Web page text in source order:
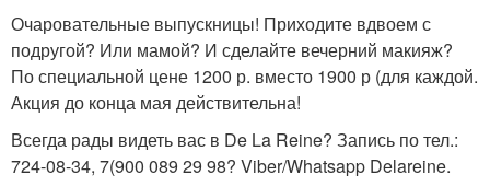
Очаровательные выпускницы! Приходите вдвоем с
подругой? Или мамой? И сделайте вечерний макияж?
По специальной цене 1200 р. вместо 1900 р (для каждой.
Акция до конца мая действительна!
Всегда рады видеть вас в De La Reine? Запись по тел.:
724-08-34, 7(900 089 29 98? Viber/Whatsapp Delareine.